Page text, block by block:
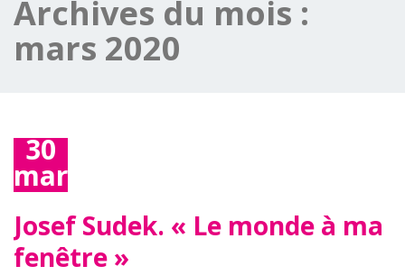
Archives du mois :
mars 2020
30
mars
2020
Josef Sudek. « Le monde à ma
fenêtre »